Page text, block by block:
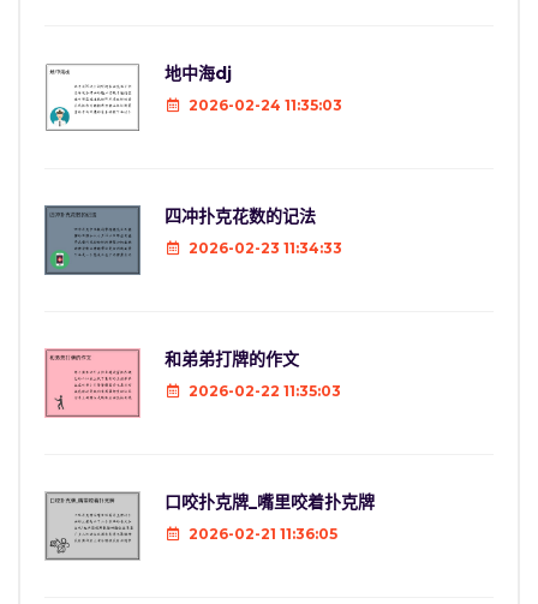
地中海dj
2026-02-24 11:35:03
四冲扑克花数的记法
2026-02-23 11:34:33
和弟弟打牌的作文
2026-02-22 11:35:03
口咬扑克牌_嘴里咬着扑克牌
2026-02-21 11:36:05